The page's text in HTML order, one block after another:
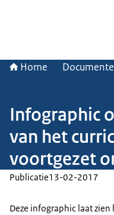
Home
Infographic
van het
voortgezet
Publicatie13-02-2017
Deze infographic laat